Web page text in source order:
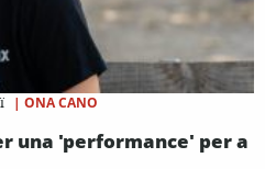
| ONA CANO
una 'performance' per a